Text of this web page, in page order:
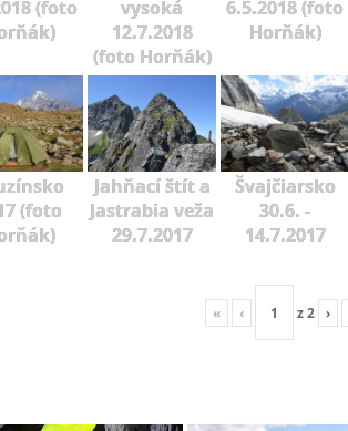
(foto
vysoká
12.7.2018
(foto Horňák)
6.5.2018 (foto
Horňák)
(foto
Jahňací štít a
Jastrabia veža
29.7.2017
Švajčiarsko
30.6. -
14.7.2017
« ‹ z2 ›